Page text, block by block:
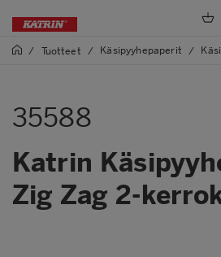
/ Tuotteet / Käsipyyhepaperit /
35588
Katrin
Zig Zag 2-